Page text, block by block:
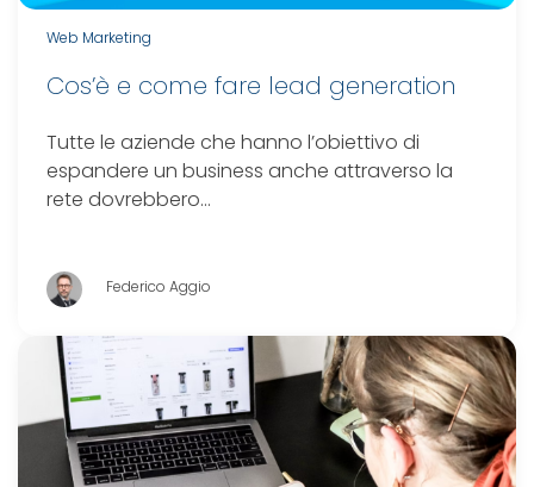
Web Marketing
Cos’è e come fare lead generation
Tutte le aziende che hanno l’obiettivo di
espandere un business anche attraverso la
rete dovrebbero…
Federico Aggio